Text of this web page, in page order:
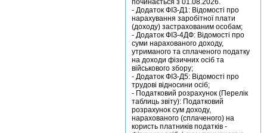
- Додаток ФІЗ-Д1: Відомості про
нарахування заробітної плати
(доходу) застрахованим особам;
- Додаток ФІЗ-4ДФ: Відомості про
суми нарахованого доходу,
утриманого та сплаченого податку
на доходи фізичних осіб та
військового збору;
- Додаток ФІЗ-Д5: Відомості про
трудові відносини осіб;
- Податковий розрахунок (Перелік
таблиць звіту): Податковий
розрахунок сум доходу,
нарахованого (сплаченого) на
користь платників податків -